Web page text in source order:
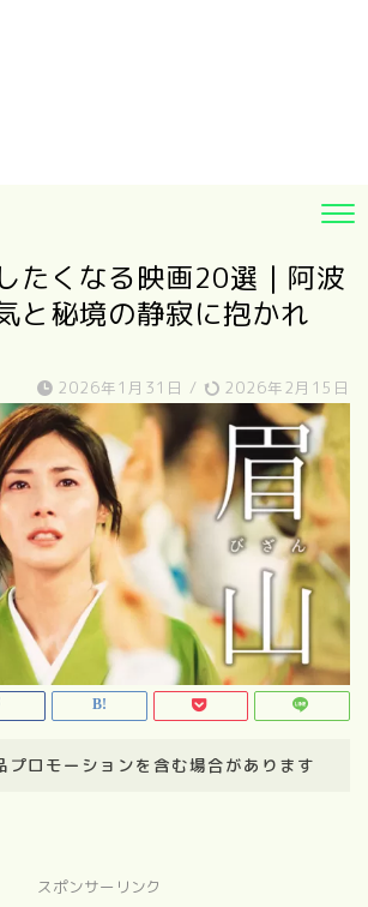
たくなる映画20選｜阿波
と秘境の静寂に抱かれ
2026年1月31日 / 2026年2月15日
プロモーションを含む場合があります
スポンサーリンク